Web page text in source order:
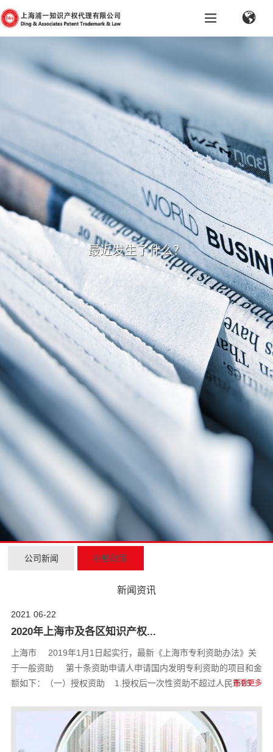
最近发生了什么？
公司新闻 补贴政策
新闻资讯
06-22
2021
2020年上海市及各区知识产权...
上海市 2019年1月1日起实行，最新《上海市专利资助办法》关
于一般资助 第十条资助申请人申请国内发明专利资助的项目和金
额如下：（一）授权资助 1.授权后一次性资助不超过人民币25...
查看更多